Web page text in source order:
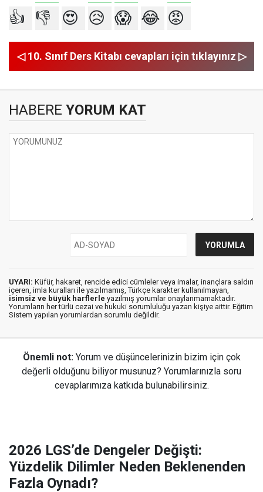
👍 👎 😍 😥 😱 😂 😡
◁ 10. Sınıf Ders Kitabı cevapları için tıklayınız ▷
HABERE YORUM KAT
UYARI: Küfür, hakaret, rencide edici cümleler veya imalar, inançlara saldırı
içeren, imla kuralları ile yazılmamış, Türkçe karakter kullanılmayan,
isimsiz ve büyük harflerle yazılmış yorumlar onaylanmamaktadır.
Yorumların her türlü cezai ve hukuki sorumluluğu yazan kişiye aittir. Eğitim
Sistem yapılan yorumlardan sorumlu değildir.
Önemli not: Yorum ve düşüncelerinizin bizim için çok
değerli olduğunu biliyor musunuz? Yorumlarınızla soru
cevaplarımıza katkıda bulunabilirsiniz.
2026 LGS’de Dengeler Değişti:
Yüzdelik Dilimler Neden Beklenenden
Fazla Oynadı?